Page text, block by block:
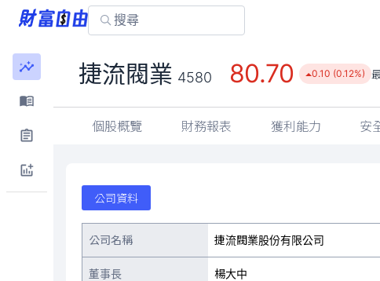
捷流閥業 4580 80.70 0.10 (0.12%)
個股概覽 財務報表 獲利能力 安
公司資料
公司名稱 捷流閥業股份有限公司
董事長 楊大中